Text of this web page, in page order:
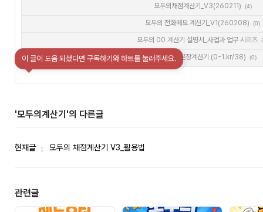
모두의채점계산기_V3(260211) (4)
모두의 전화메모 계산기_V1(260208) (0)
모두의 00 계산기 설명서_사업과 업무 시리즈
모두의 업무분장계산기 (0-1.kr/38) (0)
이 글이 도움 되셨다면 구독하기와 하트를 눌러주세요.
'모두의계산기'의 다른글
현재글 모두의 채점계산기 V3_활용법
관련글